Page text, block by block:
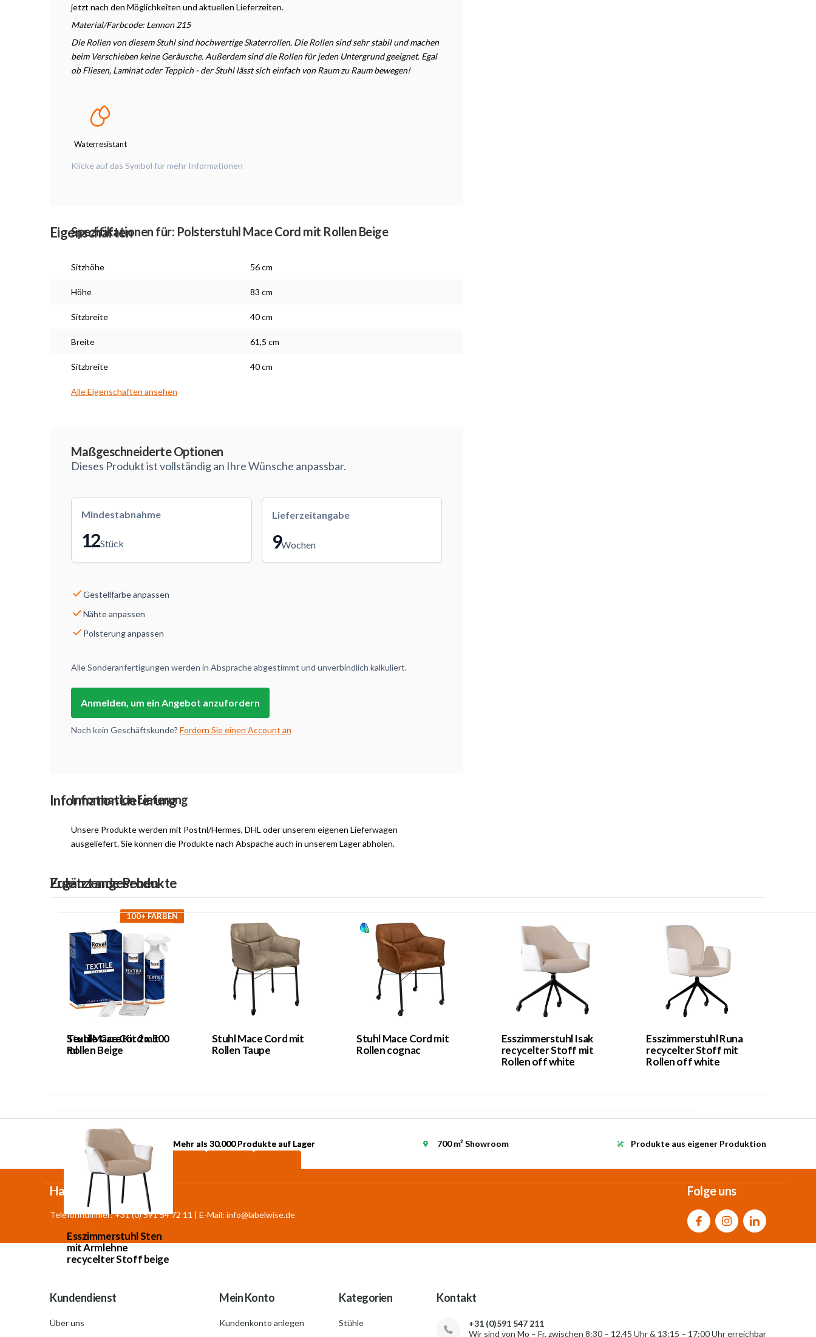
jetzt nach den Möglichkeiten und aktuellen Lieferzeiten.
Material/Farbcode: Lennon 215
Die Rollen von diesem Stuhl sind hochwertige Skaterrollen. Die Rollen sind sehr stabil und machen
beim Verschieben keine Geräusche. Außerdem sind die Rollen für jeden Untergrund geeignet. Egal
ob Fliesen, Laminat oder Teppich - der Stuhl lässt sich einfach von Raum zu Raum bewegen!
Waterresistant
Klicke auf das Symbol für mehr Informationen
Eigenschaften
Spezifikationen für: Polsterstuhl Mace Cord mit Rollen Beige
Sitzhöhe 56 cm
Höhe 83 cm
Sitzbreite 40 cm
Breite 61,5 cm
Sitzbreite 40 cm
Alle Eigenschaften ansehen
Maßgeschneiderte Optionen
Dieses Produkt ist vollständig an Ihre Wünsche anpassbar.
Mindestabnahme
12Stück
Lieferzeitangabe
9Wochen
Gestellfarbe anpassen
Nähte anpassen
Polsterung anpassen
Alle Sonderanfertigungen werden in Absprache abgestimmt und unverbindlich kalkuliert.
Anmelden, um ein Angebot anzufordern
Noch kein Geschäftskunde? Fordern Sie einen Account an
Information Lieferung
Information Lieferung
Unsere Produkte werden mit Postnl/Hermes, DHL oder unserem eigenen Lieferwagen
ausgeliefert. Sie können die Produkte nach Abspache auch in unserem Lager abholen.
Ergänzende Produkte
Textile Care Kit 2 x 500
ml
Stuhl Mace Cord mit
Rollen Taupe
Stuhl Mace Cord mit
Rollen cognac
Esszimmerstuhl Isak
recycelter Stoff mit
Rollen off white
Esszimmerstuhl Runa
recycelter Stoff mit
Rollen off white
Esszimmerstuhl Sten
mit Armlehne
recycelter Stoff beige
Zuletzt angesehen
Stuhl Mace Cord mit
Rollen Beige
100+ FARBEN
Mehr als 30.000 Produkte auf Lager 700 m² Showroom Produkte aus eigener Produktion
Mehr als 30.000 Produkte auf Lager
Haben Sie Fragen?
Telefonnummer: +31 (0) 591 54 72 11 | E-Mail: info@labelwise.de
Folge uns
Kundendienst
Über uns
Mein Konto
Kundenkonto anlegen
Kategorien
Stühle
Kontakt
+31 (0)591 547 211
Wir sind von Mo – Fr, zwischen 8:30 – 12.45 Uhr & 13:15 – 17:00 Uhr erreichbar